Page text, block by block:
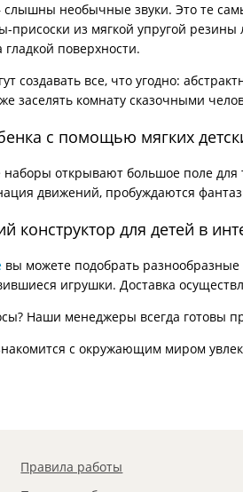
необычные звуки. Это те
присоски из мягкой упругой
поверхности.
создавать все, что угодно:
заселять комнату сказочными
с помощью мягких
открывают большое поле
движений, пробуждаются
конструктор для детей в
вы можете подобрать
игрушки. Доставка
Наши менеджеры всегда готовы
с окружающим миром
Правила работы